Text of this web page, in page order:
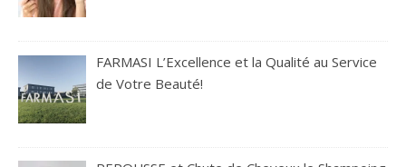
FARMASI L’Excellence et la Qualité au Service
de Votre Beauté!